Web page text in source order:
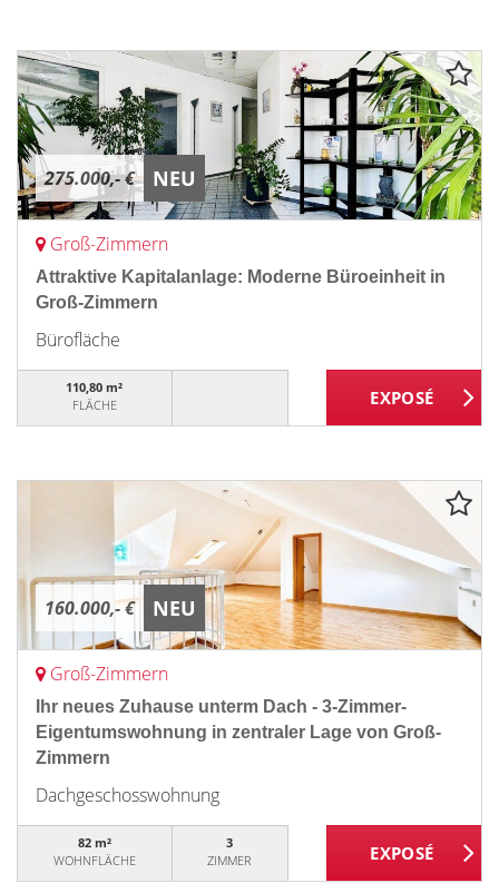
275.000,- € NEU
Groß-Zimmern
Attraktive Kapitalanlage: Moderne Büroeinheit in
Groß-Zimmern
Bürofläche
110,80 m²
FLÄCHE
160.000,- € NEU
Groß-Zimmern
Ihr neues Zuhause unterm Dach - 3-Zimmer-
Eigentumswohnung in zentraler Lage von Groß-
Zimmern
Dachgeschosswohnung
82 m²
WOHNFLÄCHE
3
ZIMMER